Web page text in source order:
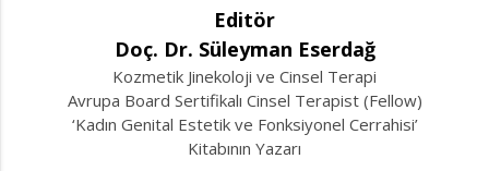
Editör
Doç. Dr. Süleyman Eserdağ
Kozmetik Jinekoloji ve Cinsel Terapi
Avrupa Board Sertifikalı Cinsel Terapist (Fellow)
‘Kadın Genital Estetik ve Fonksiyonel Cerrahisi’
Kitabının Yazarı